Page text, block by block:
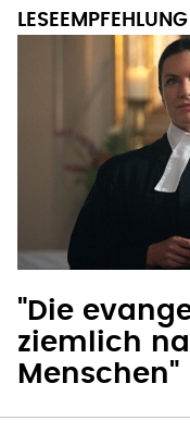
"Die
ziemlich
Menschen"